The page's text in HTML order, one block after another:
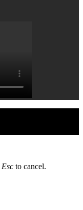
Esc to cancel.